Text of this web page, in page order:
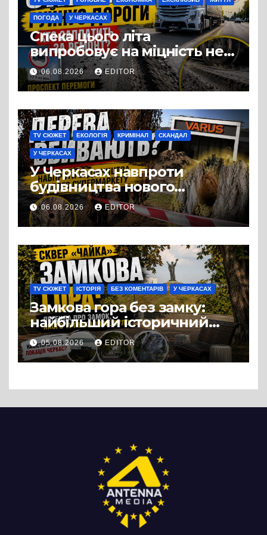
ПОГОДА У ЧЕРКАСАХ
Спека цього літа
випробовує на міцність не
лише людей, а й дороги
Черкас
06.08.2026 EDITOR
TV СЮЖЕТ ЕКОЛОГІЯ КРИМІНАЛ СКАНДАЛ
У ЧЕРКАСАХ
У Черкасах навпроти
будівництва нового
супермаркету VARUS на
проспекті Перемоги всохли
дерева. І це навряд чи
можна назвати
випадковістю
06.08.2026 EDITOR
TV СЮЖЕТ ІСТОРІЯ БЕЗ КОМЕНТАРІВ У ЧЕРКАСАХ
Замкова гора без замку:
найбільший історичний
міф Черкас
05.08.2026 EDITOR